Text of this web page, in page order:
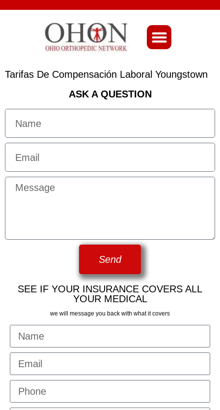
Tarifas De Compensación Laboral Youngstown
ASK A QUESTION
Send
SEE IF YOUR INSURANCE COVERS ALL
YOUR MEDICAL
we will message you back with what it covers